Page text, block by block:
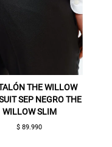
THE WILLOW
SEP NEGRO THE
WILLOW SLIM
$ 89.990